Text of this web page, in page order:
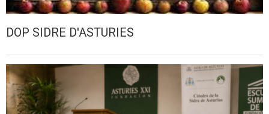
DOP SIDRE D'ASTURIES